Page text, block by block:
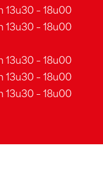
13u30 – 18u00
13u30 – 18u00
13u30 – 18u00
13u30 – 18u00
13u30 – 18u00